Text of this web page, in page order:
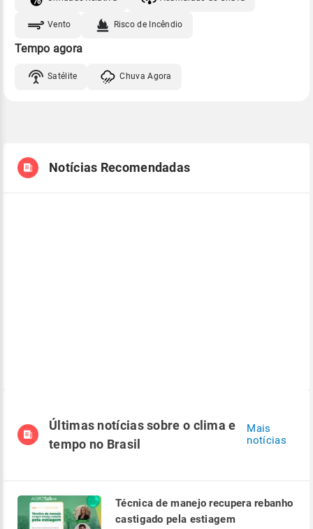
Vento Risco de Incêndio
Tempo agora
Satélite Chuva Agora
Notícias Recomendadas
Últimas notícias sobre o clima e
tempo no Brasil
Mais
notícias
Técnica de manejo recupera rebanho
castigado pela estiagem